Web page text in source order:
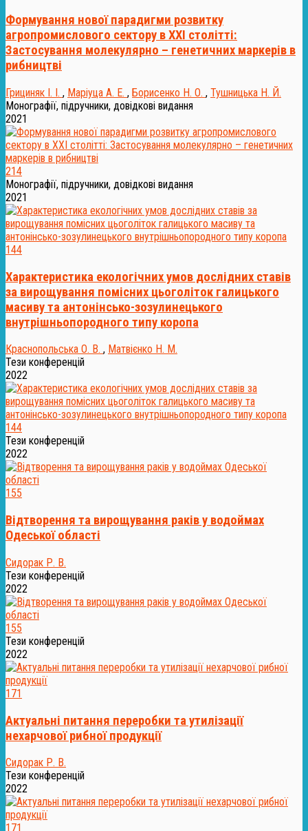
Формування нової парадигми розвитку
агропромислового сектору в XXI столітті:
Застосування молекулярно – генетичних маркерів в
рибництві
Грициняк І. І. , Маріуца А. Е. , Борисенко Н. О. , Тушницька Н. Й.
Монографії, підручники, довідкові видання
2021
214
Монографії, підручники, довідкові видання
2021
144
Характеристика екологічних умов дослідних ставів
за вирощування помісних цьоголіток галицького
масиву та антонінсько-зозулинецького
внутрішньопородного типу коропа
Краснопольська О. В. , Матвієнко Н. М.
Тези конференцій
2022
144
Тези конференцій
2022
155
Відтворення та вирощування раків у водоймах
Одеської області
Сидорак Р. В.
Тези конференцій
2022
155
Тези конференцій
2022
171
Актуальні питання переробки та утилізації
нехарчової рибної продукції
Сидорак Р. В.
Тези конференцій
2022
171